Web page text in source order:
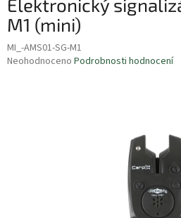
Elektronický
M1 (mini)
MI_-AMS01-SG-M1
Průměrné
Neohodnoceno Podrobnosti hodnocení